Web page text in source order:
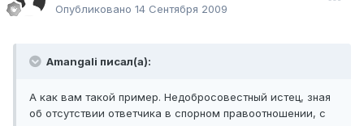
Опубликовано 14 Сентября 2009
Amangali писал(а):
А как вам такой пример. Недобросовестный истец, зная
об отсутствии ответчика в спорном правоотношении, с